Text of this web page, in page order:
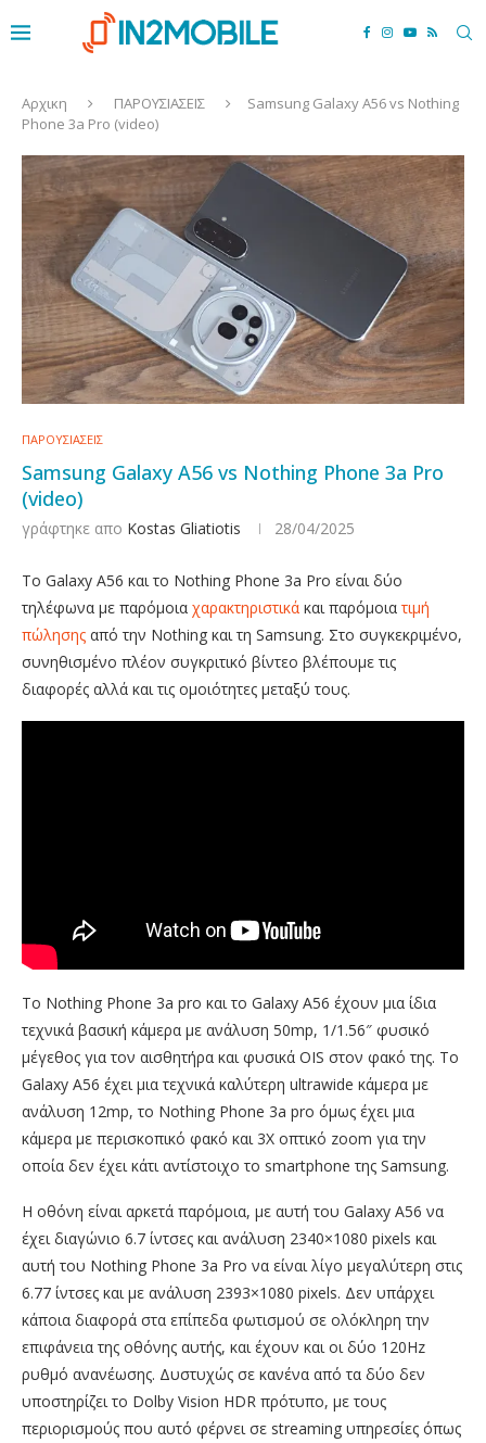
Αρχικη ΠΑΡΟΥΣΙΑΣΕΙΣ
Samsung Galaxy A56 vs Nothing
Phone 3a Pro (video)
ΠΑΡΟΥΣΙΑΣΕΙΣ
Samsung Galaxy A56 vs Nothing Phone 3a Pro
(video)
γράφτηκε απο Kostas Gliatiotis 28/04/2025
To Galaxy A56 και το Nothing Phone 3a Pro είναι δύο
τηλέφωνα με παρόμοια χαρακτηριστικά και παρόμοιατιμή
πώλησης από την Nothing και τη Samsung. Στο συγκεκριμένο,
συνηθισμένο πλέον συγκριτικό βίντεο βλέπουμε τις
διαφορές αλλά και τις ομοιότητες μεταξύ τους.
Το Nothing Phone 3a pro και το Galaxy A56 έχουν μια ίδια
τεχνικά βασική κάμερα με ανάλυση 50mp, 1/1.56″ φυσικό
μέγεθος για τον αισθητήρα και φυσικά OIS στον φακό της. Το
Galaxy A56 έχει μια τεχνικά καλύτερη ultrawide κάμερα με
ανάλυση 12mp, το Nothing Phone 3a pro όμως έχει μια
κάμερα με περισκοπικό φακό και 3Χ οπτικό zoom για την
οποία δεν έχει κάτι αντίστοιχο το smartphone της Samsung.
Η οθόνη είναι αρκετά παρόμοια, με αυτή του Galaxy A56 να
έχει διαγώνιο 6.7 ίντσες και ανάλυση 2340×1080 pixels και
αυτή του Nothing Phone 3a Pro να είναι λίγο μεγαλύτερη στις
6.77 ίντσες και με ανάλυση 2393×1080 pixels. Δεν υπάρχει
κάποια διαφορά στα επίπεδα φωτισμού σε ολόκληρη την
επιφάνεια της οθόνης αυτής, και έχουν και οι δύο 120Hz
ρυθμό ανανέωσης. Δυστυχώς σε κανένα από τα δύο δεν
υποστηρίζει το Dolby Vision HDR πρότυπο, με τους
περιορισμούς που αυτό φέρνει σε streaming υπηρεσίες όπως